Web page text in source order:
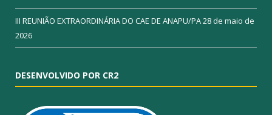
III REUNIÃO EXTRAORDINÁRIA DO CAE DE ANAPU/PA28 de maio de
2026
DESENVOLVIDO POR CR2